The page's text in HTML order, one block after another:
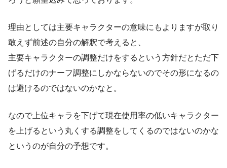
理由としては主要キャラクターの意味にもよりますが取り
敢えず前述の自分の解釈で考えると、
主要キャラクターの調整だけをするという方針だとただ下
げるだけのナーフ調整にしかならないのでその形になるの
は避けるのではないのかなと。
なので上位キャラを下げて現在使用率の低いキャラクター
を上げるという丸くする調整をしてくるのではないのかな
というのが自分の予想です。